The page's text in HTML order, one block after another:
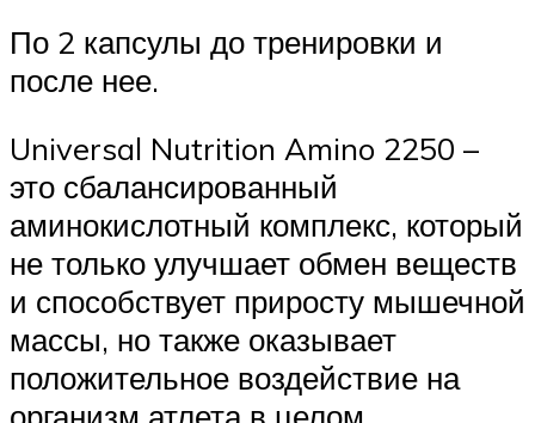
По 2 капсулы до тренировки и
после нее.
Universal Nutrition Amino 2250 –
это сбалансированный
аминокислотный комплекс, который
не только улучшает обмен веществ
и способствует приросту мышечной
массы, но также оказывает
положительное воздействие на